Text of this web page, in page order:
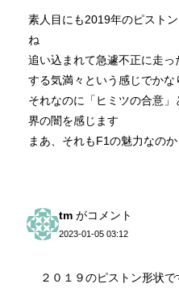
素人目にも2019年のピスト
ね
追い込まれて急遽不正に走
する気満々という感じでか
それなのに「ヒミツの合意
界の闇を感じます
まあ、それもF1の魅力なの
tm がコメント
2023-01-05 03:12
２０１９のピストン形状